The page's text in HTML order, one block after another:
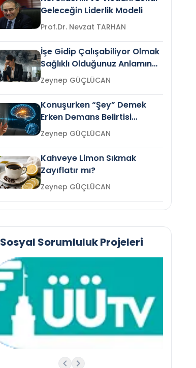
Geleceğin Liderlik Modeli
Prof.Dr. Nevzat TARHAN
İşe Gidip Çalışabiliyor Olmak
Sağlıklı Olduğunuz Anlamına
Gelir mi?Zeynep GÜÇLÜCAN
Konuşurken “Şey” Demek
Erken Demans Belirtisi
Olabilir mi?Zeynep GÜÇLÜCAN
Kahveye Limon Sıkmak
Zayıflatır mı?
Zeynep GÜÇLÜCAN
Sosyal Sorumluluk Projeleri